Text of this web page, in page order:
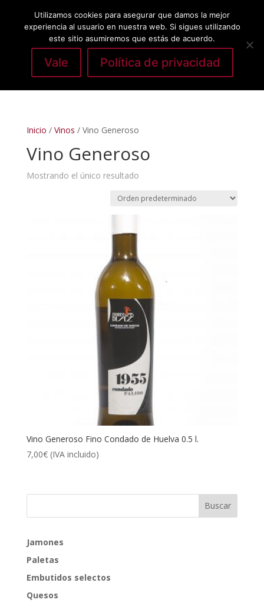
Seleccionar página
Inicio / Vinos / Vino Generoso
Vino Generoso
Mostrando el único resultado
Vino Generoso Fino Condado de Huelva 0.5 l.
7,00€ (IVA incluido)
Jamones
Paletas
Embutidos selectos
Quesos
Utilizamos cookies para asegurar que damos la mejor
experiencia al usuario en nuestra web. Si sigues utilizando
este sitio asumiremos que estás de acuerdo.
Vale Política de privacidad